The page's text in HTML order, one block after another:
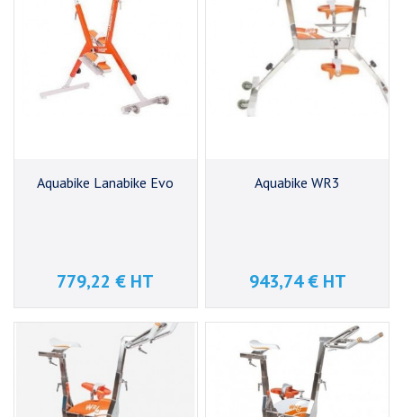
Aquabike Lanabike Evo
Prix
779,22 € HT
Aquabike WR3
Prix
943,74 € HT